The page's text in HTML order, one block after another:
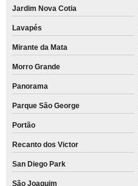
Jardim Nova Cotia
Lavapés
Mirante da Mata
Morro Grande
Panorama
Parque São George
Portão
Recanto dos Victor
San Diego Park
São Joaquim